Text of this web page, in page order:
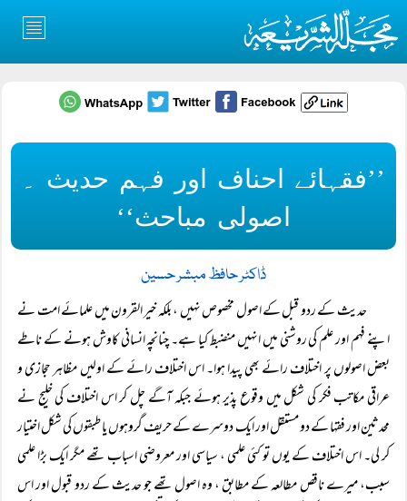
’’فقہائے احناف اور فہم حدیث ۔
اصولی مباحث‘‘
ڈاکٹر حافظ مبشر حسین
حدیث کے ردو قبل کے اصول مخصوص نہیں ، بلکہ خیر القرون میں علمائے امت نے
اپنے فہم اور علم کی روشنی میں انہیں منضبط کیا ہے۔ چنانچہ انسانی کاوش ہونے کے ناطے
بعض اصولوں پر اختلاف رائے بھی پیدا ہوا۔ اس اختلاف رائے کے اولیں مظاہر حجازی و
عراقی مکاتب فکر کی شکل میں وقوع پذیر ہوئے جبکہ آگے چل کر اس اختلاف کی خلیج نے
محدثین اور فقہا کے دو مستقل اور ایک دوسرے کے حریف گروہوں یا طبقوں کی شکل اختیار
کر لی۔ اس اختلاف کے یوں تو کئی علمی ، سیاسی اور معروضی اسباب تھے مگر ایک بڑا علمی
سبب، میرے ناقص مطالعہ کے مطابق ، وہ اصول تھے جو حدیث کے ردو قبول اور اس